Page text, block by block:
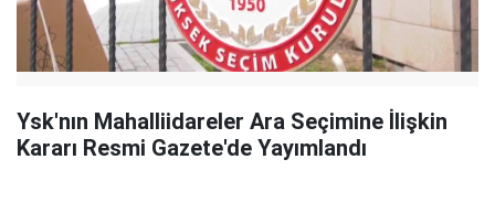
Ysk'nın Mahalliidareler Ara Seçimine İlişkin
Kararı Resmi Gazete'de Yayımlandı